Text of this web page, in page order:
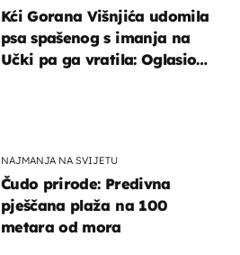
Kći Gorana Višnjića udomila
psa spašenog s imanja na
Učki pa ga vratila: Oglasio
NAJMANJA NA SVIJETU
Čudo prirode: Predivna
pješčana plaža na 100
metara od mora